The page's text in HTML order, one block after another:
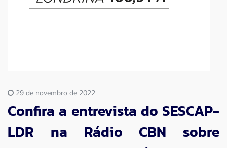
29 de novembro de 2022
Confira a entrevista do SESCAP-
LDR na Rádio CBN sobre